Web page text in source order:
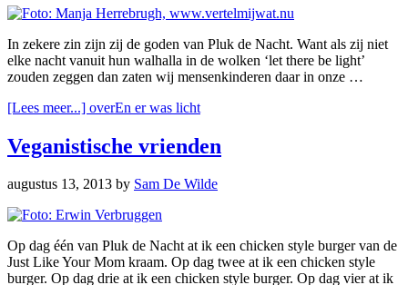
In zekere zin zijn zij de goden van Pluk de Nacht. Want als zij niet
elke nacht vanuit hun walhalla in de wolken ‘let there be light’
zouden zeggen dan zaten wij mensenkinderen daar in onze …
[Lees meer...] overEn er was licht
Veganistische vrienden
augustus 13, 2013 by Sam De Wilde
Op dag één van Pluk de Nacht at ik een chicken style burger van de
Just Like Your Mom kraam. Op dag twee at ik een chicken style
burger. Op dag drie at ik een chicken style burger. Op dag vier at ik